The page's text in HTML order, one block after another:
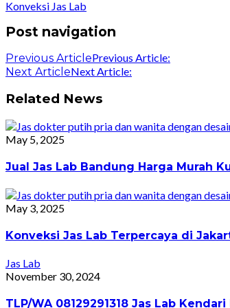
Konveksi Jas Lab
Post navigation
Previous ArticlePrevious Article:
Next ArticleNext Article:
Related News
May 5, 2025
Jual Jas Lab Bandung Harga Murah
May 3, 2025
Konveksi Jas Lab Terpercaya di
Jas Lab
November 30, 2024
TLP/WA 08129291318 Jas Lab